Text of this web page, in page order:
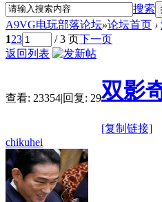
搜索
A9VG电玩部落论坛»论坛首页 ›
123 / 3 页下一页
返回列表
查看: 23354|回复: 29双影
[复制链接]
chikuhei